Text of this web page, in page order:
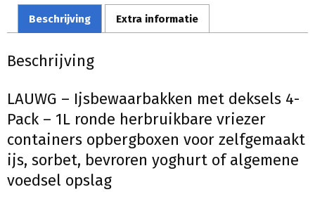
Beschrijving Extra informatie
Beschrijving
LAUWG – Ijsbewaarbakken met deksels 4-
Pack – 1L ronde herbruikbare vriezer
containers opbergboxen voor zelfgemaakt
ijs, sorbet, bevroren yoghurt of algemene
voedsel opslag